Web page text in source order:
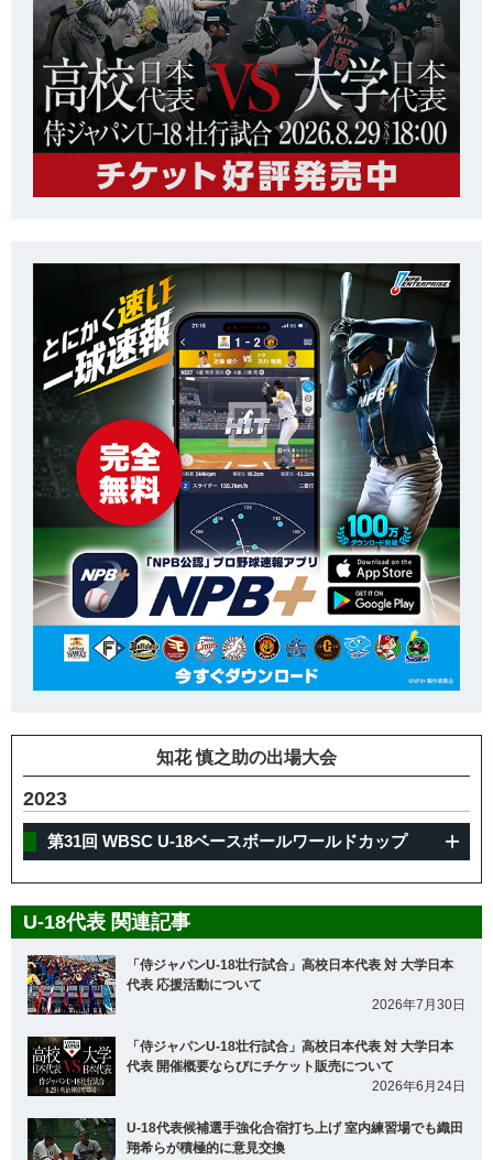
知花 慎之助の出場大会
2023
第31回 WBSC U-18ベースボールワールドカップ
U-18代表 関連記事
「侍ジャパンU-18壮行試合」高校日本代表 対 大学日本
代表 応援活動について
2026年7月30日
「侍ジャパンU-18壮行試合」高校日本代表 対 大学日本
代表 開催概要ならびにチケット販売について
2026年6月24日
U-18代表候補選手強化合宿打ち上げ 室内練習場でも織田
翔希らが積極的に意見交換